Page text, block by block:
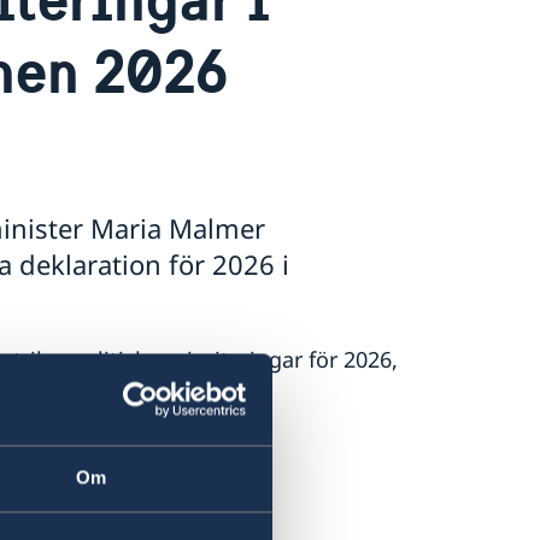
Om
2026
Maria Malmer
deklaration för 2026 i
prioriteringar för 2026,